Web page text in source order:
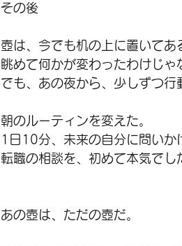
その後
壺は、今でも机の上に置いてあ
眺めて何かが変わったわけじゃ
でも、あの夜から、少しずつ行
朝のルーティンを変えた。
1日10分、未来の自分に問いか
転職の相談を、初めて本気でし
あの壺は、ただの壺だ。